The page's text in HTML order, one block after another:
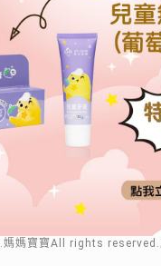
.媽媽寶寶All rights reserved.